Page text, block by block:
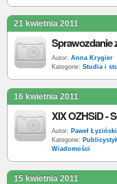
21 kwietnia 2011
Sprawozdanie
Autor: Anna Krygier
Kategorie: Studia i
16 kwietnia 2011
Autor: Paweł Łyziński
Kategorie:
Wiadomości
15 kwietnia 2011